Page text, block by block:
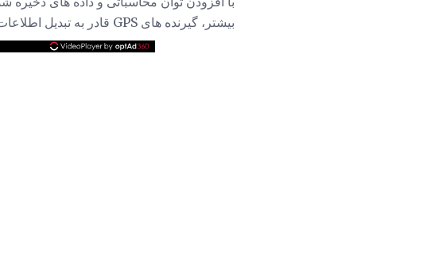
بیشتر، گیرنده های GPS قادر به تبدیل اطلاعات مکان، سرعت و زمان به یک فرمت صفحه نمایش مفید می باشند.